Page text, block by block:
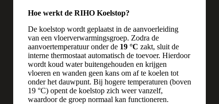
Hoe werkt de RIHO Koelstop?
De koelstop wordt geplaatst in de aanvoerleiding
van een vloerverwarmingsgroep. Zodra de
aanvoertemperatuur onder de 19 °C zakt, sluit de
interne thermostaat automatisch de toevoer. Hierdoor
wordt koud water buitengehouden en krijgen
vloeren en wanden geen kans om af te koelen tot
onder het dauwpunt. Bij hogere temperaturen (boven
19 °C) opent de koelstop zich weer vanzelf,
waardoor de groep normaal kan functioneren.